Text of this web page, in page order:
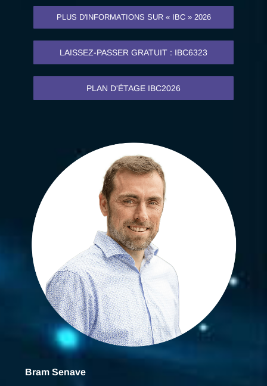
PLUS D'INFORMATIONS SUR « IBC » 2026
LAISSEZ-PASSER GRATUIT : IBC6323
PLAN D'ÉTAGE IBC2026
Bram Senave